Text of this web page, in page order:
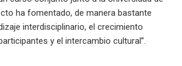
ha fomentado, de manera bastante
interdisciplinario, el crecimiento
y el intercambio cultural”.